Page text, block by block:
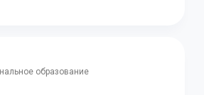
образование